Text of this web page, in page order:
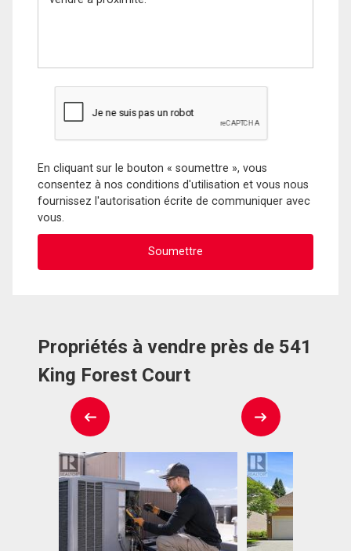
En cliquant sur le bouton « soumettre », vous
consentez à nos conditions d'utilisation et vous nous
fournissez l'autorisation écrite de communiquer avec
vous.
Propriétés à vendre près de 541
King Forest Court